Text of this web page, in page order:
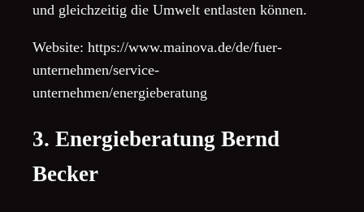
und gleichzeitig die Umwelt entlasten können.
Website: https://www.mainova.de/de/fuer-
unternehmen/service-
unternehmen/energieberatung
3. Energieberatung Bernd
Becker